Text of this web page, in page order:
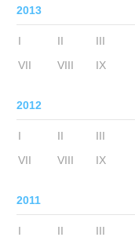
2013
I II III
VII
VIII IX
2012
I II III
VII
VIII IX
2011
I II III